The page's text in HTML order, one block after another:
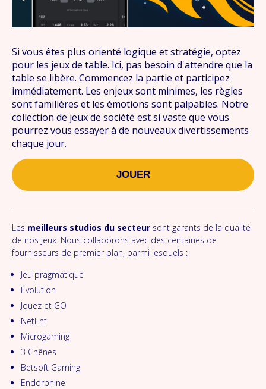
Si vous êtes plus orienté logique et stratégie, optez
pour les jeux de table. Ici, pas besoin d'attendre que la
table se libère. Commencez la partie et participez
immédiatement. Les enjeux sont minimes, les règles
sont familières et les émotions sont palpables. Notre
collection de jeux de société est si vaste que vous
pourrez vous essayer à de nouveaux divertissements
chaque jour.
JOUER
Les meilleurs studios du secteur sont garants de la qualité
de nos jeux. Nous collaborons avec des centaines de
fournisseurs de premier plan, parmi lesquels :
Jeu pragmatique
Évolution
Jouez et GO
NetEnt
Microgaming
3 Chênes
Betsoft Gaming
Endorphine